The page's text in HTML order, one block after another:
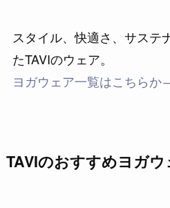
スタイル、快適さ、サステ
たTAVIのウェア。
ヨガウェア一覧はこちらか
TAVIのおすすめヨガウ